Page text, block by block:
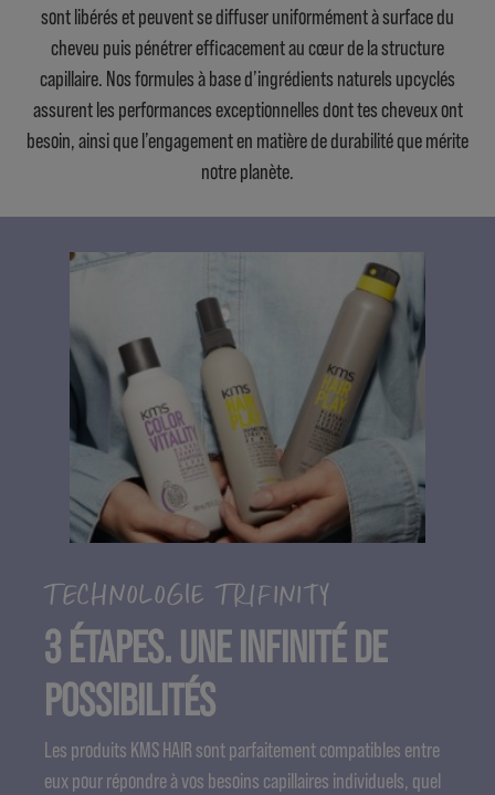
sont libérés et peuvent se diffuser uniformément à surface du
cheveu puis pénétrer efficacement au cœur de la structure
capillaire. Nos formules à base d’ingrédients naturels upcyclés
assurent les performances exceptionnelles dont tes cheveux ont
besoin, ainsi que l’engagement en matière de durabilité que mérite
notre planète.
TECHNOLOGIE TRIFINITY
3 ÉTAPES. UNE INFINITÉ DE
POSSIBILITÉS
Les produits KMS HAIR sont parfaitement compatibles entre
eux pour répondre à vos besoins capillaires individuels, quel